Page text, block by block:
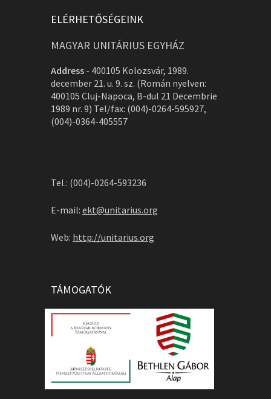
ELÉRHETŐSÉGEINK
MAGYAR UNITÁRIUS EGYHÁZ
Address - 400105 Kolozsvár, 1989.
december 21. u. 9. sz. (Román nyelven:
400105 Cluj-Napoca, B-dul 21 Decembrie
1989 nr. 9) Tel/fax: (004)-0264-595927,
(004)-0364-405557
Tel.: (004)-0264-593236
E-mail: ekt@unitarius.org
Web: http://unitarius.org
TÁMOGATÓK